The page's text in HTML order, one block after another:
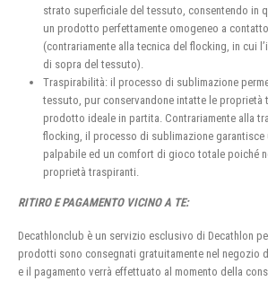
strato superficiale del tessuto, consentendo in
un prodotto perfettamente omogeneo a
(contrariamente alla tecnica del flocking, in cui
di sopra del tessuto).
Traspirabilità: il processo di sublimazione
tessuto, pur conservandone intatte le proprietà
prodotto ideale in partita. Contrariamente alla
flocking, il processo di sublimazione garantisce
palpabile ed un comfort di gioco totale poiché
proprietà traspiranti.
RITIRO E PAGAMENTO VICINO A TE:
Decathlonclub è un servizio esclusivo di Decathlon
prodotti sono consegnati gratuitamente nel negozio
e il pagamento verrà effettuato al momento della